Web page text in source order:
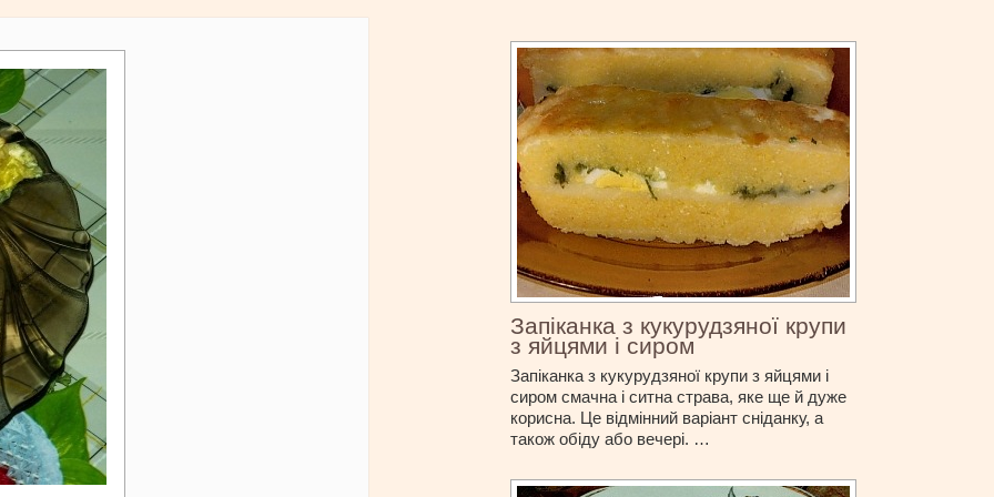
Запіканка з кукурудзяної крупи
з яйцями і сиром
Запіканка з кукурудзяної крупи з яйцями і
сиром смачна і ситна страва, яке ще й дуже
корисна. Це відмінний варіант сніданку, а
також обіду або вечері. …